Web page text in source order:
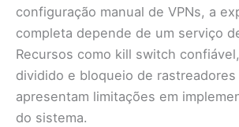
configuração manual de VPNs, a
completa depende de um serviço
Recursos como kill switch
dividido e bloqueio de rastreadores
apresentam limitações em
do sistema.